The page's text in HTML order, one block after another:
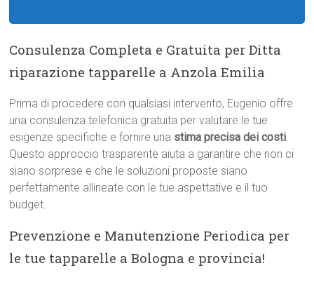
Consulenza Completa e Gratuita per Ditta
riparazione tapparelle a Anzola Emilia
Prima di procedere con qualsiasi intervento, Eugenio offre
una consulenza telefonica gratuita per valutare le tue
esigenze specifiche e fornire una stima precisa dei costi.
Questo approccio trasparente aiuta a garantire che non ci
siano sorprese e che le soluzioni proposte siano
perfettamente allineate con le tue aspettative e il tuo
budget.
Prevenzione e Manutenzione Periodica per
le tue tapparelle a Bologna e provincia!